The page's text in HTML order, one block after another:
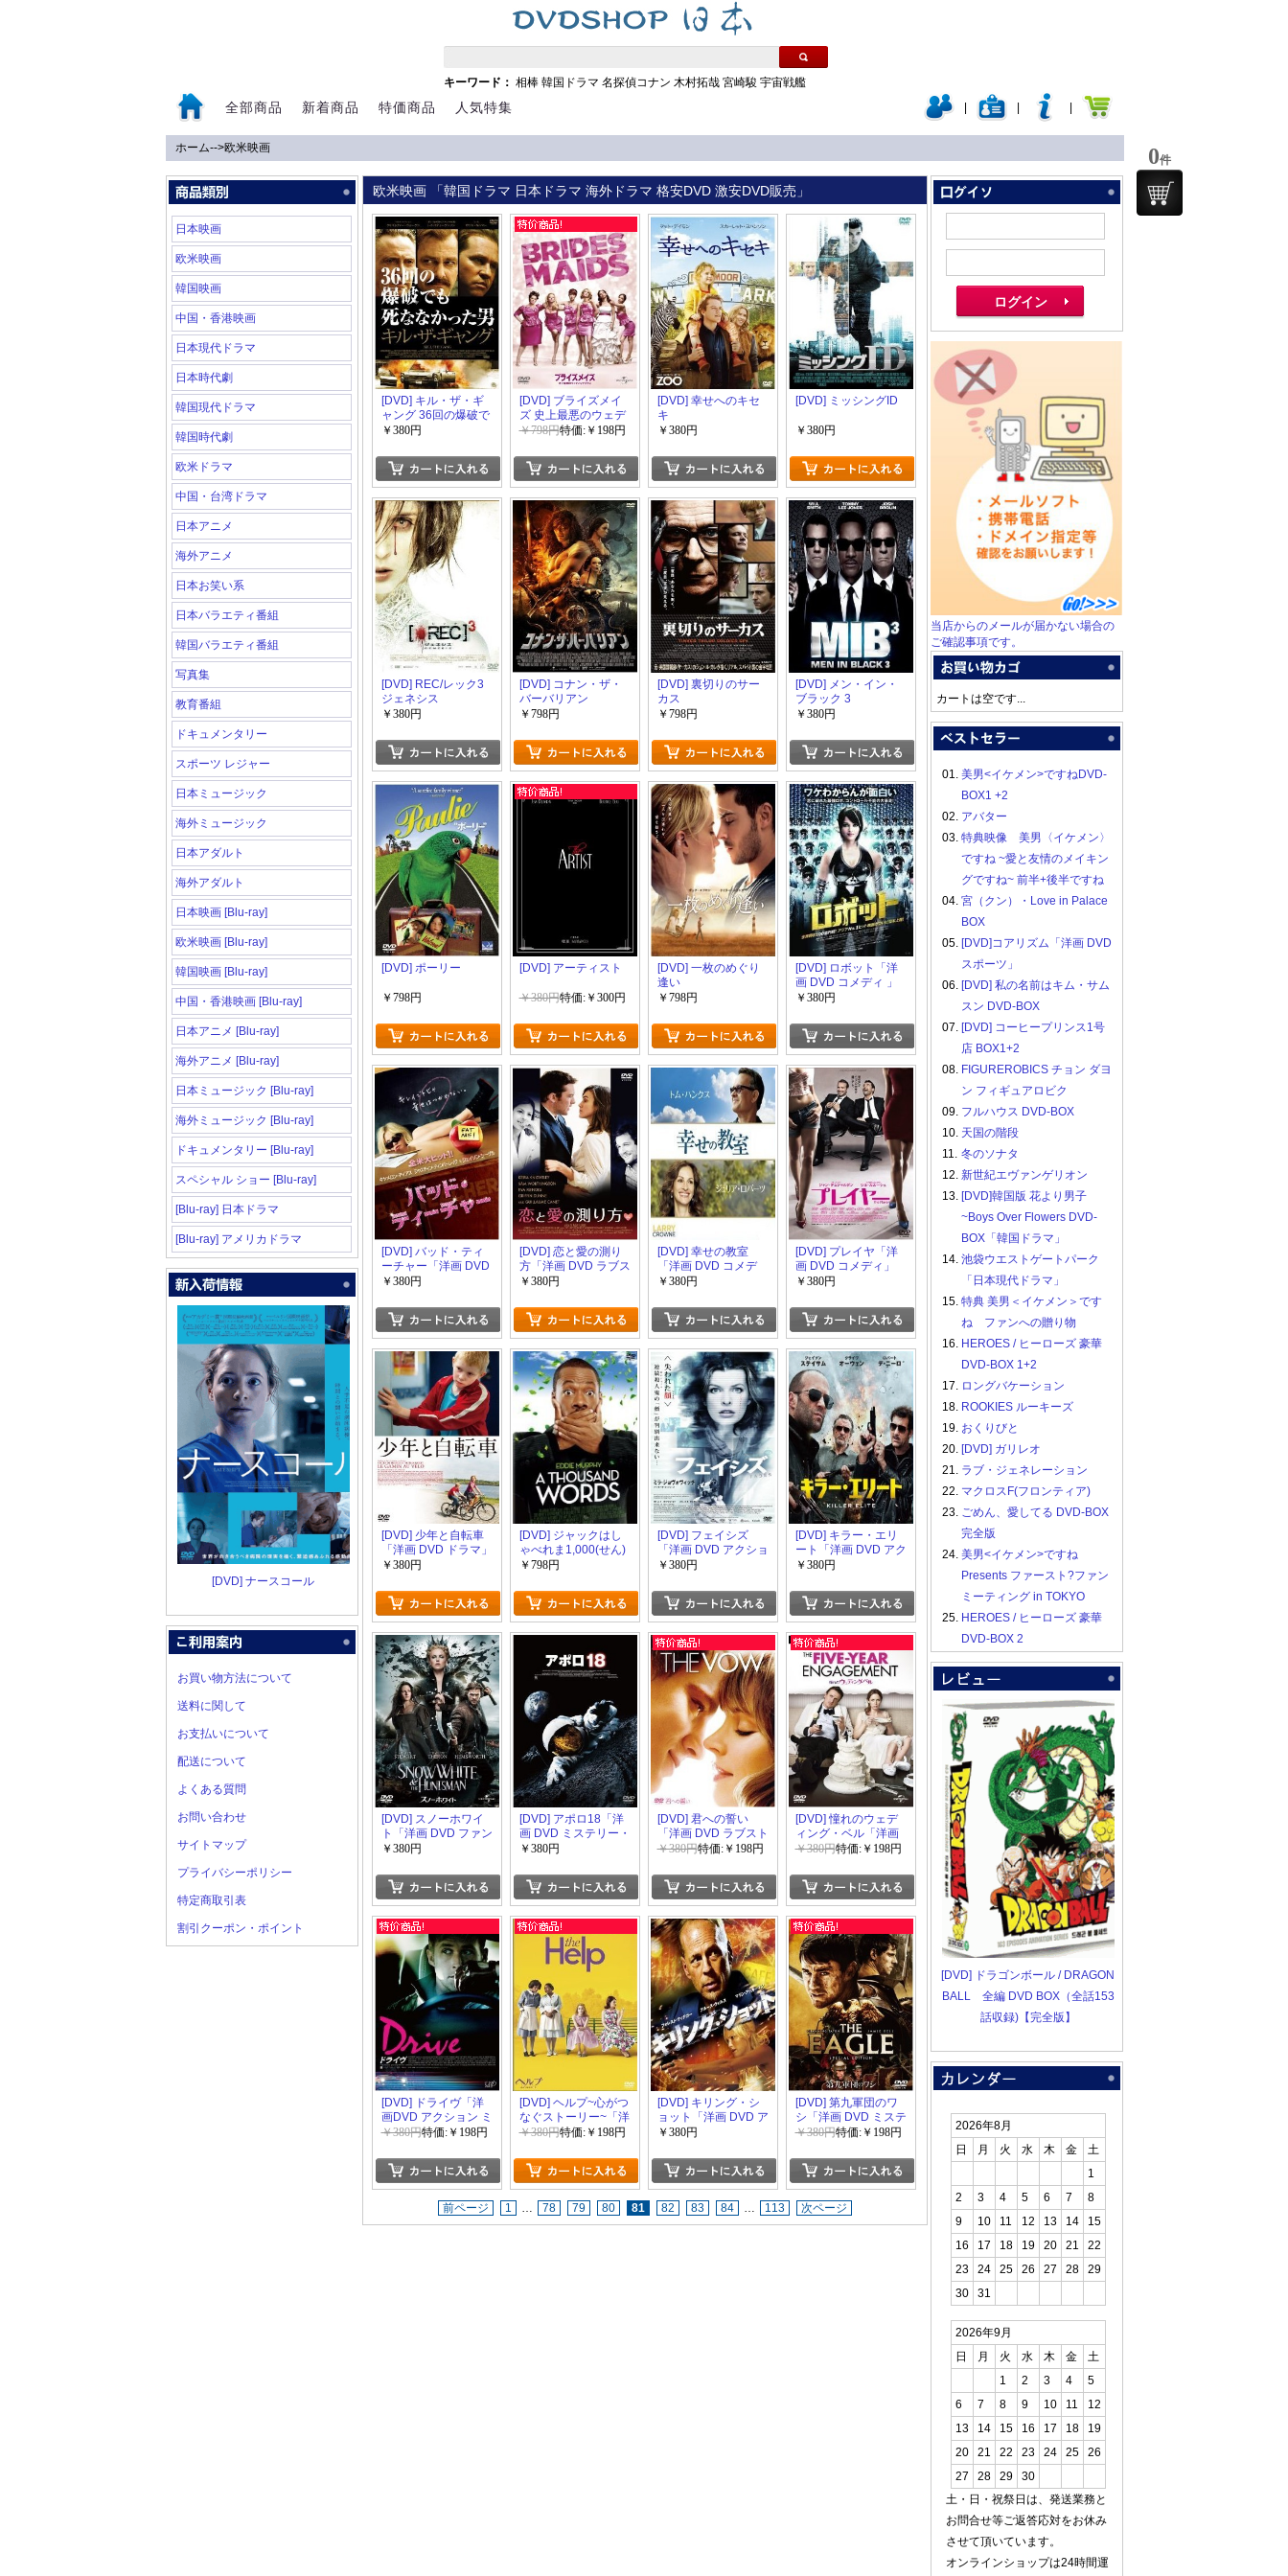
キーワード： 相棒 韓国ドラマ 名探偵コナン 木村拓哉 宮崎駿 宇宙戦艦
全部商品 新着商品 特価商品 人気特集
ホーム-->欧米映画
日本映画
欧米映画
韓国映画
中国・香港映画
日本現代ドラマ
日本時代劇
韓国現代ドラマ
韓国時代劇
欧米ドラマ
中国・台湾ドラマ
日本アニメ
海外アニメ
日本お笑い系
日本バラエティ番組
韓国バラエティ番組
写真集
教育番組
ドキュメンタリー
スポーツ レジャー
日本ミュージック
海外ミュージック
日本アダルト
海外アダルト
日本映画 [Blu-ray]
欧米映画 [Blu-ray]
韓国映画 [Blu-ray]
中国・香港映画 [Blu-ray]
日本アニメ [Blu-ray]
海外アニメ [Blu-ray]
日本ミュージック [Blu-ray]
海外ミュージック [Blu-ray]
ドキュメンタリー [Blu-ray]
スペシャル ショー [Blu-ray]
[Blu-ray] 日本ドラマ
[Blu-ray] アメリカドラマ
[DVD] ナースコール
お買い物方法について
送料に関して
お支払いについて
配送について
よくある質問
お問い合わせ
サイトマップ
プライバシーポリシー
特定商取引表
割引クーポン・ポイント
欧米映画 「韓国ドラマ 日本ドラマ 海外ドラマ 格安DVD 激安DVD販売」
[DVD] キル・ザ・ギ
ャング 36回の爆破で
も死ななかった男
￥380円
[DVD] ブライズメイ
ズ 史上最悪のウェデ
ィングプラン
￥798円特価:￥198円
[DVD] 幸せへのキセ
キ
￥380円
[DVD] ミッシングID
￥380円
[DVD] REC/レック3
ジェネシス
￥380円
[DVD] コナン・ザ・
バーバリアン
￥798円
[DVD] 裏切りのサー
カス
￥798円
[DVD] メン・イン・
ブラック 3
￥380円
[DVD] ポーリー
￥798円
[DVD] アーティスト
￥380円特価:￥300円
[DVD] 一枚のめぐり
逢い
￥798円
[DVD] ロボット「洋
画 DVD コメディ 」
￥380円
[DVD] バッド・ティ
ーチャー「洋画 DVD
コメディ」
￥380円
[DVD] 恋と愛の測り
方「洋画 DVD ラブス
トーリ」
￥380円
[DVD] 幸せの教室
「洋画 DVD コメデ
ィ」
￥380円
[DVD] プレイヤ「洋
画 DVD コメディ」
￥380円
[DVD] 少年と自転車
「洋画 DVD ドラマ」
￥380円
[DVD] ジャックはし
ゃべれま1,000(せん)
「洋画 DVD コメデ
￥798円
[DVD] フェイシズ
「洋画 DVD アクショ
ン」
￥380円
[DVD] キラー・エリ
ート「洋画 DVD アク
ション」
￥380円
[DVD] スノーホワイ
ト「洋画 DVD ファン
タジー」
￥380円
[DVD] アポロ18「洋
画 DVD ミステリー・
サスペンス」
￥380円
[DVD] 君への誓い
「洋画 DVD ラブスト
ーリ」
￥380円特価:￥198円
[DVD] 憧れのウェデ
ィング・ベル「洋画
DVD コメディ」
￥380円特価:￥198円
[DVD] ドライヴ「洋
画DVD アクション ミ
ステリー・サスペン
￥380円特価:￥198円
[DVD] ヘルプ~心がつ
なぐストーリー~「洋
画 DVD」
￥380円特価:￥198円
[DVD] キリング・シ
ョット「洋画 DVD ア
クション」
￥380円
[DVD] 第九軍団のワ
シ「洋画 DVD ミステ
リー・サスペンス」
￥380円特価:￥198円
前ページ 1 … 78 79 80 81 82 83 84 … 113 次ページ
当店からのメールが届かない場合の
ご確認事項です。
カートは空です...
01. 美男<イケメン>ですねDVD-
BOX1 +2
02. アバター
03. 特典映像 美男〈イケメン〉
ですね ~愛と友情のメイキン
グですね~ 前半+後半ですね
04. 宮（クン）・Love in Palace
BOX
05. [DVD]コアリズム「洋画 DVD
スポーツ」
06. [DVD] 私の名前はキム・サム
スン DVD-BOX
07. [DVD] コーヒープリンス1号
店 BOX1+2
08. FIGUREROBICS チョン ダヨ
ン フィギュアロビク
09. フルハウス DVD-BOX
10. 天国の階段
11. 冬のソナタ
12. 新世紀エヴァンゲリオン
13. [DVD]韓国版 花より男子
~Boys Over Flowers DVD-
BOX「韓国ドラマ」
14. 池袋ウエストゲートパーク
「日本現代ドラマ」
15. 特典 美男＜イケメン＞です
ね ファンへの贈り物
16. HEROES / ヒーローズ 豪華
DVD-BOX 1+2
17. ロングバケーション
18. ROOKIES ルーキーズ
19. おくりびと
20. [DVD] ガリレオ
21. ラブ・ジェネレーション
22. マクロスF(フロンティア)
23. ごめん、愛してる DVD-BOX
完全版
24. 美男<イケメン>ですね
Presents ファースト?ファン
ミーティング in TOKYO
25. HEROES / ヒーローズ 豪華
DVD-BOX 2
[DVD] ドラゴンボール / DRAGON
BALL 全編 DVD BOX（全話153
話収録)【完全版】
2026年8月
日
月 火 水 木 金
土
1
2
3 4 5 6 7
8
9
10 11 12 13 14
15
16
17 18 19 20 21
22
23
24 25 26 27 28
29
30
31
2026年9月
日
月 火 水 木 金
土
1
2 3 4
5
6
7 8 9 10 11
12
13
14 15 16 17 18
19
20
21 22 23 24 25
26
27
28 29
30
土・日・祝祭日は、発送業務と
お問合せ等ご返答応対をお休み
させて頂いています。
オンラインショップは24時間運
0件
0